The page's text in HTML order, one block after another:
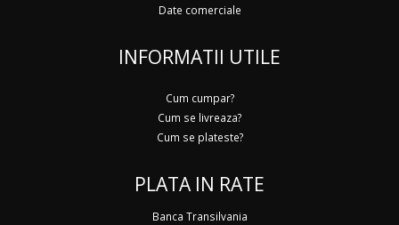
Date comerciale
INFORMATII UTILE
Cum cumpar?
Cum se livreaza?
Cum se plateste?
PLATA IN RATE
Banca Transilvania